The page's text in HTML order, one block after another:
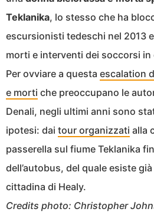
Teklanika, lo stesso che ha
escursionisti tedeschi nel 2013
morti e interventi dei soccorsi in
Per ovviare a questa escalation
e morti che preoccupano le
Denali, negli ultimi anni sono
ipotesi: dai tour organizzati alla
passerella sul fiume Teklanika
dell’autobus, del quale esiste
cittadina di Healy.
Credits photo: Christopher